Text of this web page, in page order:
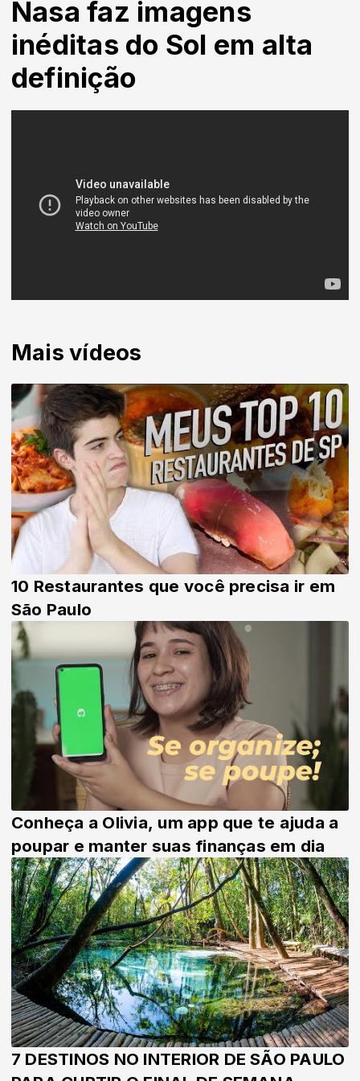
Nasa faz imagens
inéditas do Sol em alta
definição
Mais vídeos
10 Restaurantes que você precisa ir em
São Paulo
Conheça a Olivia, um app que te ajuda a
poupar e manter suas finanças em dia
7 DESTINOS NO INTERIOR DE SÃO PAULO